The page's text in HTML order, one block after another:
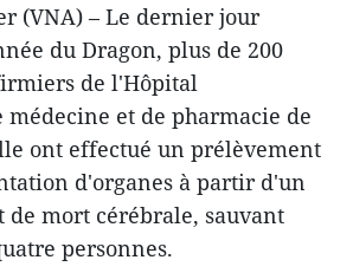
(VNA) – Le dernier jour
du Dragon, plus de 200
de l'Hôpital
et de pharmacie de
ont effectué un prélèvement
d'organes à partir d'un
de mort cérébrale, sauvant
personnes.